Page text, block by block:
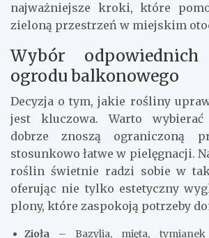
najważniejsze kroki, które
zieloną przestrzeń w miejskim
Wybór
ogrodu balkonowego
Decyzja o tym, jakie rośliny
jest kluczowa. Warto
dobrze znoszą ograniczoną
stosunkowo łatwe w pielęgnacji.
roślin świetnie radzi sobie w
oferując nie tylko estetyczny
plony, które zaspokoją potrzeby
Zioła – Bazylia, mięta,